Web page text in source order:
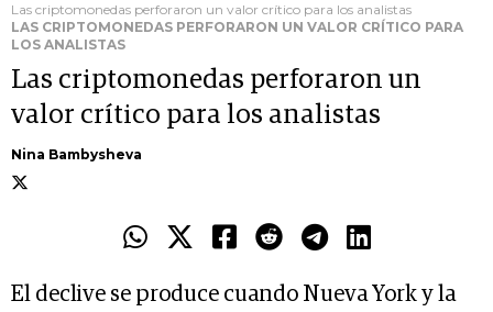
Las criptomonedas perforaron un valor crítico para los analistas
LAS CRIPTOMONEDAS PERFORARON UN VALOR CRÍTICO PARA
LOS ANALISTAS
Las criptomonedas perforaron un
valor crítico para los analistas
Nina Bambysheva
El declive se produce cuando Nueva York y la